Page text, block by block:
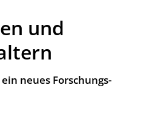
und
neues Forschungs­